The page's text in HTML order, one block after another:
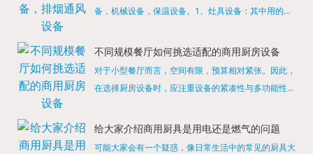
备，机械设备，保温设备。1、灶具设备：其中用的较
缺少的，经过相关检测证明的合格设备才能进行使用，
不同规模餐厅如何挑选适配的商用厨房设备
对于小型餐厅而言，空间有限，预算相对紧张。因此，
在选择厨房设备时，应注重设备的紧凑性与多功能性。
烹饪设备，既能节省空间，又能满足多样化的烹饪需
给大家介绍商用厨具是用电还是燃气的问题
可能大家会有一个疑惑，像日常生活中的常见的厨具大